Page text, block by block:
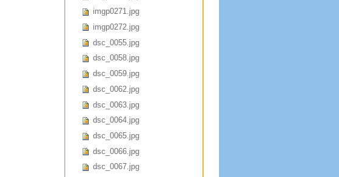
imgp0271.jpg
imgp0272.jpg
dsc_0055.jpg
dsc_0058.jpg
dsc_0059.jpg
dsc_0062.jpg
dsc_0063.jpg
dsc_0064.jpg
dsc_0065.jpg
dsc_0066.jpg
dsc_0067.jpg